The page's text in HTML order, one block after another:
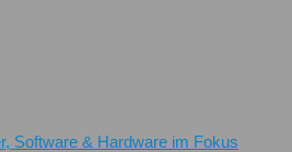
Software & Hardware im Fokus